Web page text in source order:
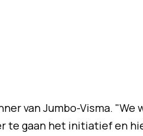
van Jumbo-Visma.
te gaan het initiatief en